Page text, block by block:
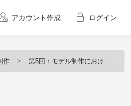
アカウント作成 ログイン
作 第5回：モデル制作における効率的なワークフロー -HoudiniでモデリングしてUEへもっていく-